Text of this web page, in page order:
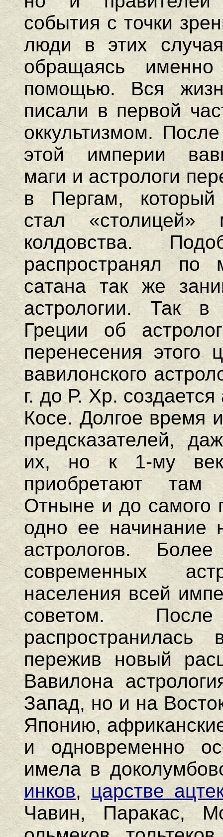
события с точки
люди в этих
обращаясь
помощью. Вся
писали в первой
оккультизмом.
этой империи
маги и астрологи
в Пергам, который
стал «столицей»
колдовства.
распространял по
сатана так же
астрологии. Так в
Греции об
перенесения этого
вавилонского
г. до Р. Хр.
Косе. Долгое время
предсказателей,
их, но к 1-му
приобретают там
Отныне и до самого
одно ее начинание
астрологов.
современных
населения всей
советом.
пережив новый
Вавилона
Запад, но и на
Японию,
и одновременно
имела в
инков,царстве
Чавин, Паракас,